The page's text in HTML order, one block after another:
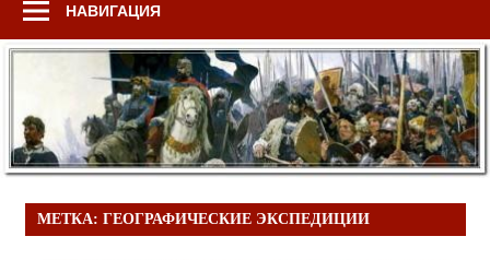
НАВИГАЦИЯ
МЕТКА: ГЕОГРАФИЧЕСКИЕ ЭКСПЕДИЦИИ